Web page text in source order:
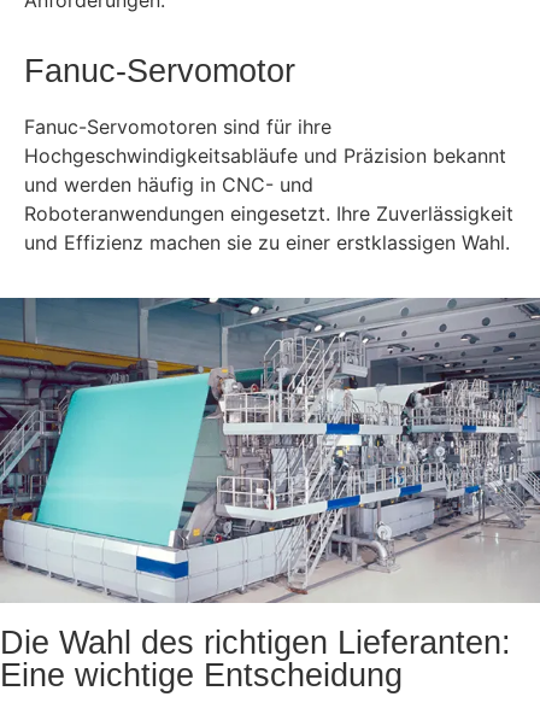
Fanuc-Servomotor
Fanuc-Servomotoren sind für ihre
Hochgeschwindigkeitsabläufe und Präzision bekannt
und werden häufig in CNC- und
Roboteranwendungen eingesetzt. Ihre Zuverlässigkeit
und Effizienz machen sie zu einer erstklassigen Wahl.
Die Wahl des richtigen Lieferanten:
Eine wichtige Entscheidung